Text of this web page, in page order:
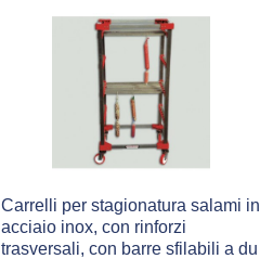
Carrelli per stagionatura salami in
acciaio inox, con rinforzi
trasversali, con barre sfilabili a du